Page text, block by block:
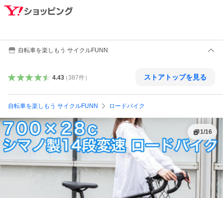
自転車を楽しもう サイクルFUNN
4.43（387件） ストアトップを見る
自転車を楽しもう サイクルFUNN ロードバイク
1/16